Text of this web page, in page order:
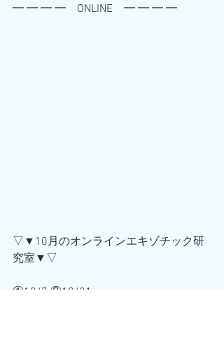
━ ━ ━ ━　ONLINE　━ ━ ━ ━
▽▼10月のオンラインエキゾチック研
究室▼▽
①10/7 ②10/21